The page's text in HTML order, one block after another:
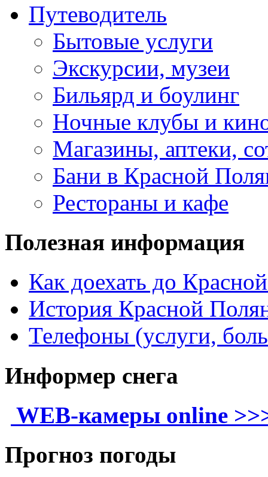
Путеводитель
Бытовые услуги
Экскурсии, музеи
Бильярд и боулинг
Ночные клубы и
Магазины, аптеки,
Бани в Красной
Рестораны и кафе
Полезная информация
Как доехать до
История Красной
Телефоны (услуги,
Информер снега
WEB-камеры online
Прогноз погоды